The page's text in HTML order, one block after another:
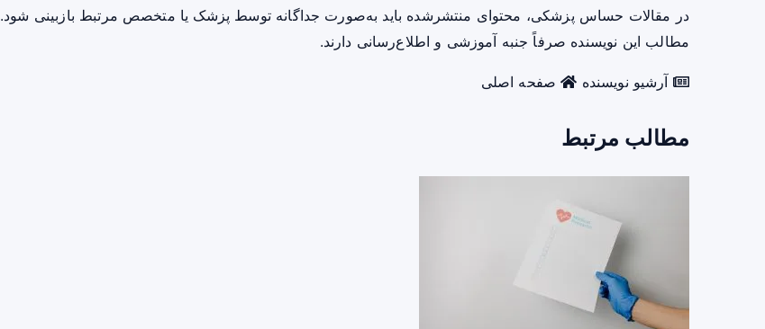
در مقالات حساس پزشکی، محتوای منتشرشده باید به‌صورت جداگانه توسط پزشک یا متخصص مرتبط بازبینی شود.
مطالب این نویسنده صرفاً جنبه آموزشی و اطلاع‌رسانی دارند.
آرشیو نویسنده صفحه اصلی
مطالب مرتبط